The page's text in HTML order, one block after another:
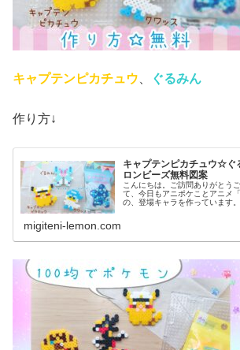
キャプテンピカチュウ、 ぐるみん
作り方↓
キャプテンピカチュウ☆
ロンビーズ無料図案
こんにちは。ご訪問ありがとう
て、今日もアニポケことアニメ
の、登場キャラを作っています
migiteni-lemon.com